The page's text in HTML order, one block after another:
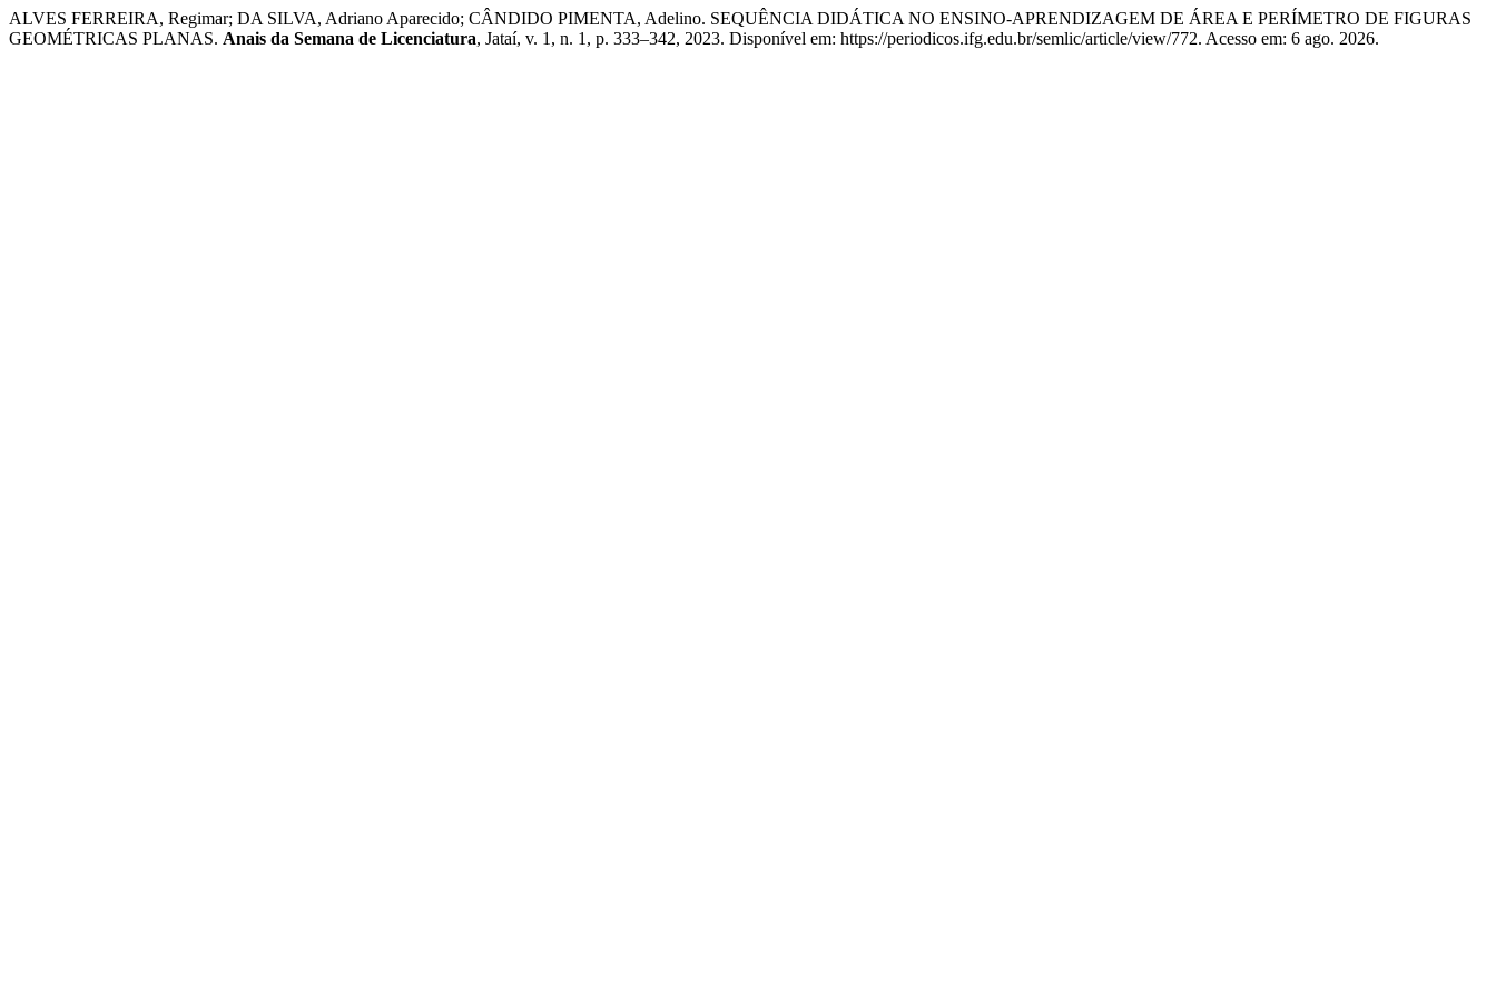
ALVES FERREIRA, Regimar; DA SILVA, Adriano Aparecido; CÂNDIDO PIMENTA, Adelino. SEQUÊNCIA DIDÁTICA NO ENSINO-APRENDIZAGEM DE ÁREA E PERÍMETRO DE FIGURAS
GEOMÉTRICAS PLANAS. Anais da Semana de Licenciatura, Jataí, v. 1, n. 1, p. 333–342, 2023. Disponível em: https://periodicos.ifg.edu.br/semlic/article/view/772. Acesso em: 6 ago. 2026.